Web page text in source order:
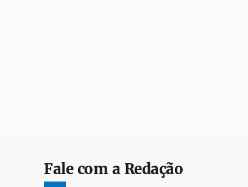
Fale com a Redação